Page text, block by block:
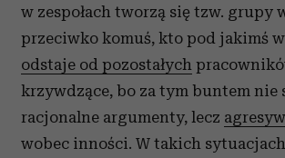
w zespołach tworzą się tzw. grupy
przeciwko komuś, kto pod jakimś
odstaje od pozostałych
krzywdzące, bo za tym buntem nie
racjonalne argumenty, lecz
wobec inności. W takich